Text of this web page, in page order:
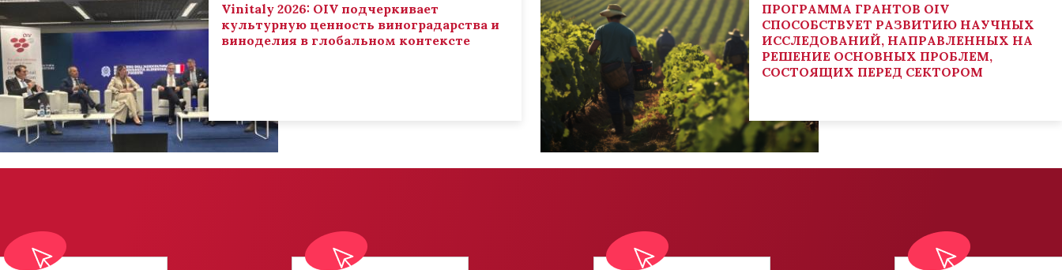
Vinitaly 2026: OIV подчеркивает
культурную ценность виноградарства и
виноделия в глобальном контексте
ПРОГРАММА ГРАНТОВ OIV
СПОСОБСТВУЕТ РАЗВИТИЮ НАУЧНЫХ
ИССЛЕДОВАНИЙ, НАПРАВЛЕННЫХ НА
РЕШЕНИЕ ОСНОВНЫХ ПРОБЛЕМ,
СОСТОЯЩИХ ПЕРЕД СЕКТОРОМ